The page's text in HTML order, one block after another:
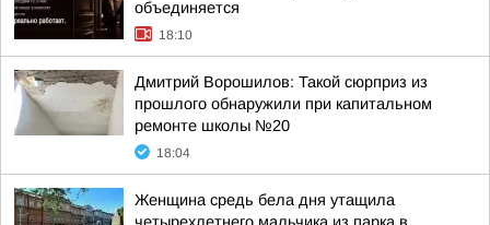
объединяется
18:10
Дмитрий Ворошилов: Такой сюрприз из
прошлого обнаружили при капитальном
ремонте школы №20
18:04
Женщина средь бела дня утащила